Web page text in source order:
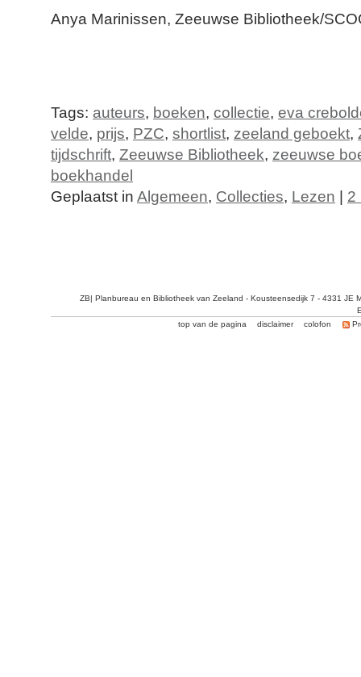
Anya Marinissen, Zeeuwse Bibliotheek/
Tags: auteurs, boeken, collectie, eva
velde, prijs, PZC, shortlist, zeeland geboekt,
tijdschrift, Zeeuwse Bibliotheek, zeeuwse
boekhandel
Geplaatst in Algemeen, Collecties, Lezen 2
ZB| Planbureau en Bibliotheek van Zeeland - Kousteensedijk 7 - 4331 JE
top van de pagina
disclaimer colofon